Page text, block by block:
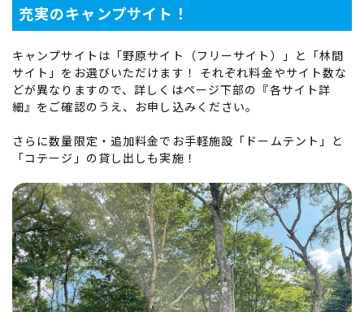
充実のキャンプサイト！
キャンプサイトは「野原サイト（フリーサイト）」と「林間
サイト」をお選びいただけます！ それぞれ料金やサイト数な
どが異なりますので、詳しくはページ下部の『各サイト詳
細』をご確認のうえ、お申し込みください。
さらに数量限定・追加料金でお手軽施設「ドームテント」と
「コテージ」の貸し出しも実施！